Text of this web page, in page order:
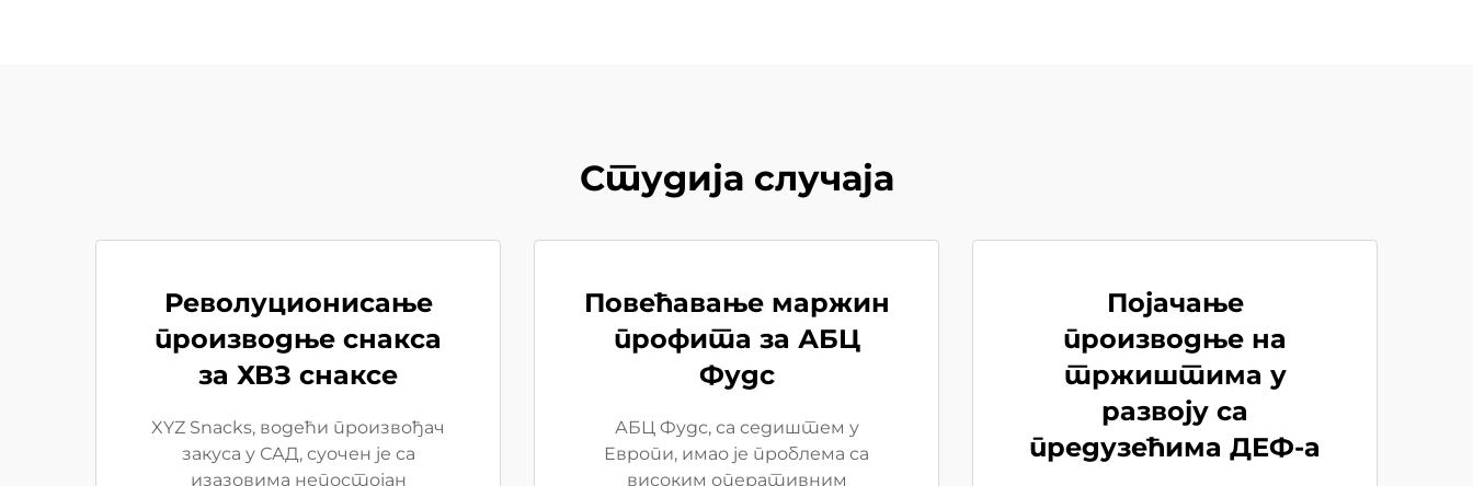
Студија случаја
Револуционисање
производње снакса
за ХВЗ снаксе
XYZ Snacks, водећи произвођач
закуса у САД, суочен је са
изазовима непостојан
Повећавање маржин
профита за АБЦ
Фудс
АБЦ Фудс, са седиштем у
Европи, имао је проблема са
високим оперативним
Појачање
производње на
тржиштима у
развоју са
предузећима ДЕФ-а